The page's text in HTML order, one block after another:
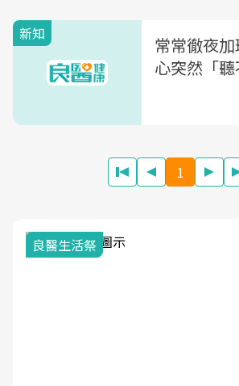
新知
常常徹夜
心突然「聽
1
我與健康韌性的距離